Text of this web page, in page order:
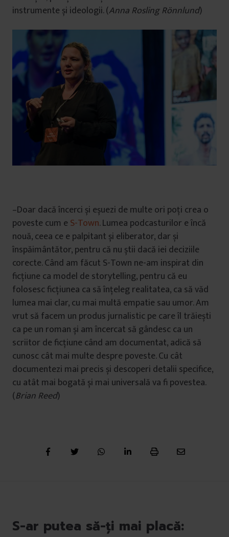
instrumente și ideologii. (Anna Rosling Rönnlund)
–Doar dacă încerci și eșuezi de multe ori poți crea o
poveste cum e S-Town. Lumea podcasturilor e încă
nouă, ceea ce e palpitant și eliberator, dar și
înspăimântător, pentru că nu știi dacă iei deciziile
corecte. Când am făcut S-Town ne-am inspirat din
ficțiune ca model de storytelling, pentru că eu
folosesc ficțiunea ca să înțeleg realitatea, ca să văd
lumea mai clar, cu mai multă empatie sau umor. Am
vrut să facem un produs jurnalistic pe care îl trăiești
ca pe un roman și am încercat să gândesc ca un
scriitor de ficțiune când am documentat, adică să
cunosc cât mai multe despre poveste. Cu cât
documentezi mai precis și descoperi detalii specifice,
cu atât mai bogată și mai universală va fi povestea.
(Brian Reed)
S-ar putea să-ți mai placă: